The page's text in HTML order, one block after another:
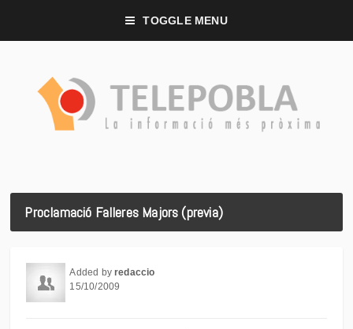
TOGGLE MENU
Proclamació Falleres Majors (previa)
Added byredaccio
15/10/2009